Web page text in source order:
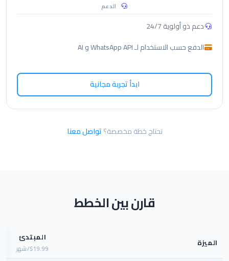
الدعم
دعم ذو أولوية 24/7
الدفع حسب الاستخدام لـ WhatsApp API و AI
ابدأ تجربة مجانية
تحتاج خطة مخصصة؟تواصل معنا
قارن بين الخطط
الميزة المبتدئ
$19.99/شهر